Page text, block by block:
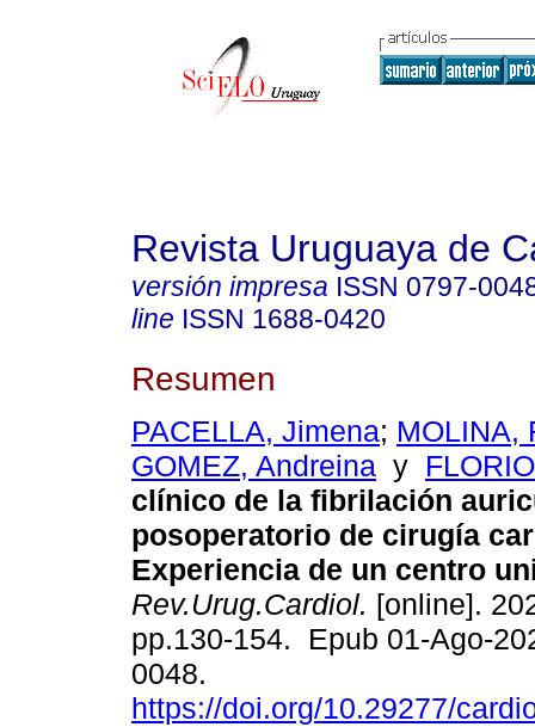
Revista Uruguaya de
versión impresa ISSN 0797-
line ISSN 1688-0420
Resumen
PACELLA, Jimena; MOLINA,
GOMEZ, Andreina y
clínico de la fibrilación
posoperatorio de cirugía
Experiencia de un centro
Rev.Urug.Cardiol. [online].
pp.130-154. Epub 01-Ago-
0048.
https://doi.org/10.29277/